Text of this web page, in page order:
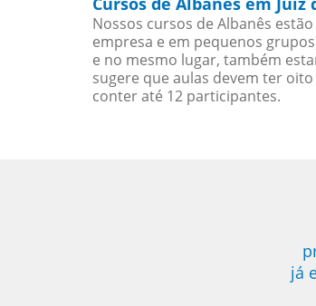
Nossos cursos de Albanês
empresa e em pequenos
e no mesmo lugar, também
sugere que aulas devem ter
conter até 12 participantes.
já